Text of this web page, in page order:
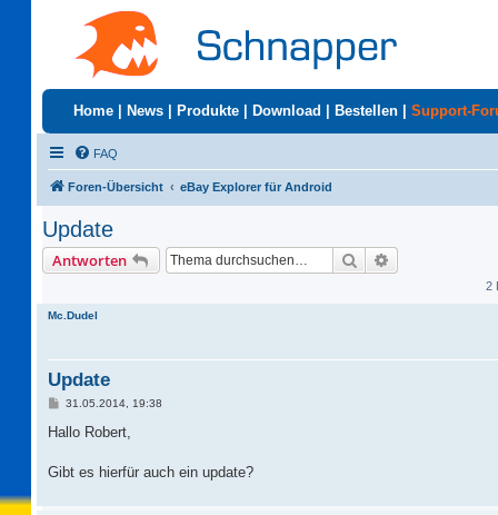
Home News Produkte Download Bestellen Support-
FAQ
Foren-Übersicht eBay Explorer für Android
Update
Antworten Suche
2
Mc.Dudel
Update
B
i
a
31.05.2014, 19:38
Hallo Robert,
Gibt es hierfür auch ein update?